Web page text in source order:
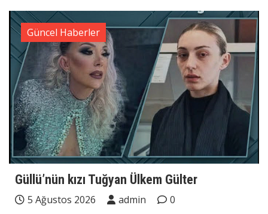
Güncel Haberler
Güllü’nün kızı Tuğyan Ülkem Gülter
5 Ağustos 2026 admin
0